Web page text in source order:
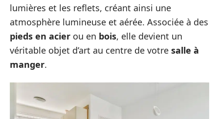
lumières et les reflets, créant ainsi une
atmosphère lumineuse et aérée. Associée à des
pieds en acier ou en bois, elle devient un
véritable objet d’art au centre de votre salle à
manger.